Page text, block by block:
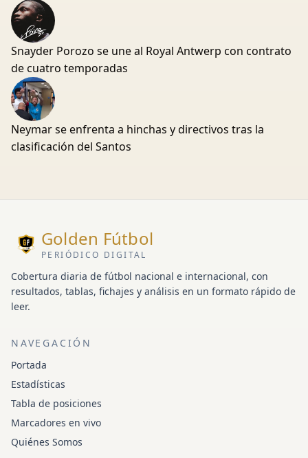
Snayder Porozo se une al Royal Antwerp con contrato
de cuatro temporadas
Neymar se enfrenta a hinchas y directivos tras la
clasificación del Santos
Golden Fútbol
PERIÓDICO DIGITAL
Cobertura diaria de fútbol nacional e internacional, con
resultados, tablas, fichajes y análisis en un formato rápido de
leer.
NAVEGACIÓN
Portada
Estadísticas
Tabla de posiciones
Marcadores en vivo
Quiénes Somos